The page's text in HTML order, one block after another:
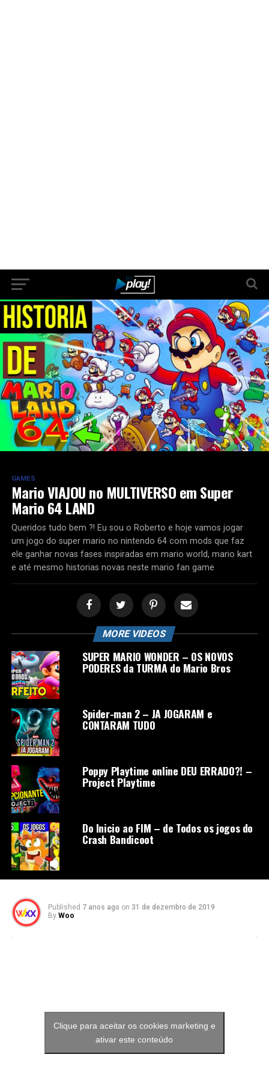
GAMES
Mario VIAJOU no MULTIVERSO em Super
Mario 64 LAND
Queridos tudo bem ?! Eu sou o Roberto e hoje vamos jogar
um jogo do super mario no nintendo 64 com mods que faz
ele ganhar novas fases inspiradas em mario world, mario kart
e até mesmo historias novas neste mario fan game
MORE VIDEOS
SUPER MARIO WONDER – OS NOVOS
PODERES da TURMA do Mario Bros
Spider-man 2 – JA JOGARAM e
CONTARAM TUDO
Poppy Playtime online DEU ERRADO?! –
Project Playtime
Do Inicio ao FIM – de Todos os jogos do
Crash Bandicoot
Published 7 anos ago on 31 de dezembro de 2019
By Woo
Clique para aceitar os cookies marketing e
ativar este conteúdo